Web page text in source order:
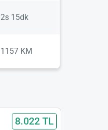
2s 15dk
1157 KM
8.022 TL